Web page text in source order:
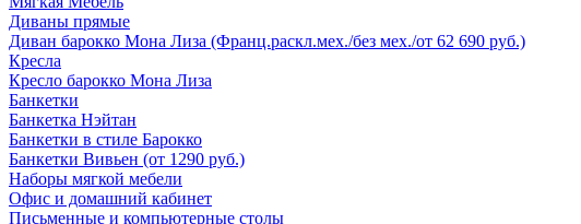
Диваны прямые
Диван барокко Мона Лиза (Франц.раскл.мех./без мех./от 62 690 руб.)
Кресла
Кресло барокко Мона Лиза
Банкетки
Банкетка Нэйтан
Банкетки в стиле Барокко
Банкетки Вивьен (от 1290 руб.)
Наборы мягкой мебели
Офис и домашний кабинет
Письменные и компьютерные столы